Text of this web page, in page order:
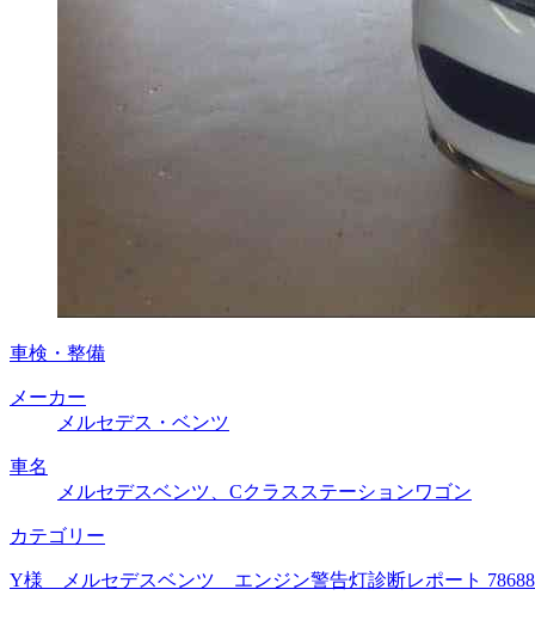
車検・整備
メーカー
メルセデス・ベンツ
車名
メルセデスベンツ、Cクラスステーションワゴン
カテゴリー
Y様 メルセデスベンツ エンジン警告灯診断レポート